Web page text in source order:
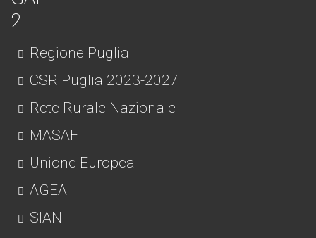
Regione Puglia
CSR Puglia 2023-2027
Rete Rurale Nazionale
MASAF
Unione Europea
AGEA
SIAN